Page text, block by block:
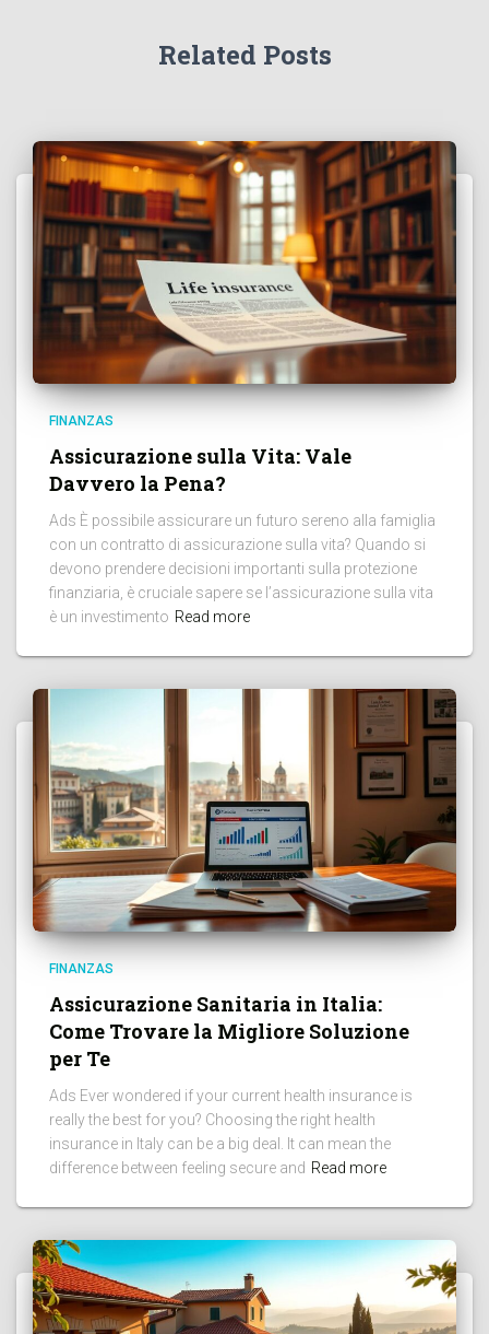
Related Posts
FINANZAS
Assicurazione sulla Vita: Vale
Davvero la Pena?
Ads È possibile assicurare un futuro sereno alla famiglia
con un contratto di assicurazione sulla vita? Quando si
devono prendere decisioni importanti sulla protezione
finanziaria, è cruciale sapere se l’assicurazione sulla vita
è un investimento Read more
FINANZAS
Assicurazione Sanitaria in Italia:
Come Trovare la Migliore Soluzione
per Te
Ads Ever wondered if your current health insurance is
really the best for you? Choosing the right health
insurance in Italy can be a big deal. It can mean the
difference between feeling secure and Read more